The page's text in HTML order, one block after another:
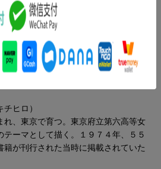
しい生き方ではないか。度胸もいる
むずかしい生き方ではないか。そのこ
豪伝を諳（そら）んじていました
いつもきまって山中に隠れたり政治を
わかったと思いました。剣よりも強
データベースより）
シ）
る。上智大学外国語学部フランス語科
ペンクラブ会長、仙台文学館館長、こ
の人形劇「ひょっこりひょうたん島」
ヒロ）
れ、東京で育つ。東京府立第六高等女
ーマとして描く。１９７４年、５５
籍が刊行された当時に掲載されていた